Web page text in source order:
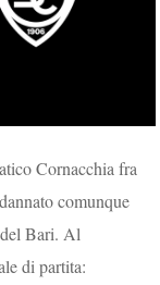
Cornacchia fra
comunque
Bari. Al
di partita: